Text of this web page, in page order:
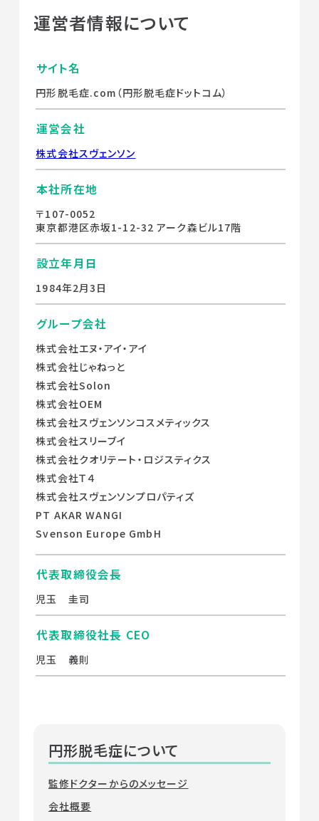
運営者情報について
サイト名
円形脱毛症.com（円形脱毛症ドットコム）
運営会社
株式会社スヴェンソン
本社所在地
〒107-0052
東京都港区赤坂1-12-32 アーク森ビル17階
設立年月日
1984年2月3日
グループ会社
株式会社エヌ・アイ・アイ
株式会社じゃねっと
株式会社Solon
株式会社OEM
株式会社スヴェンソンコスメティックス
株式会社スリーブイ
株式会社クオリテート・ロジスティクス
株式会社Ｔ４
株式会社スヴェンソンプロパティズ
PT AKAR WANGI
Svenson Europe GmbH
代表取締役会長
児玉 圭司
代表取締役社長 CEO
児玉 義則
円形脱毛症について
監修ドクターからのメッセージ
会社概要